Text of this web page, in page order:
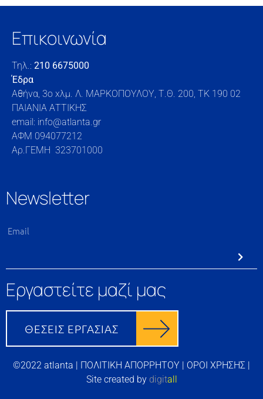
Επικοινωνία
Τηλ.: 210 6675000
Έδρα
Αθήνα, 3o xλμ. Λ. ΜΑΡΚΟΠΟΥΛΟΥ, Τ.Θ. 200, TK 190 02
ΠΑΙΑΝΙΑ ΑΤΤΙΚΗΣ
email: info@atlanta.gr
ΑΦΜ 094077212
Αρ.ΓΕΜΗ 323701000
Newsletter
Εργαστείτε μαζί μας
©2022 atlanta | ΠΟΛΙΤΙΚΗ ΑΠΟΡΡΗΤΟΥ | ΟΡΟΙ ΧΡΗΣΗΣ |
Site created by digitall